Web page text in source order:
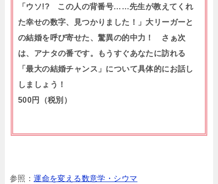
「ウソ!? この人の背番号……先生が教えてくれ
た幸せの数字、見つかりました！」大リーガーと
の結婚を呼び寄せた、驚異の的中力！ さぁ次
は、アナタの番です。もうすぐあなたに訪れる
「最大の結婚チャンス」について具体的にお話し
しましょう！
500円（税別）
参照：運命を変える数意学・シウマ